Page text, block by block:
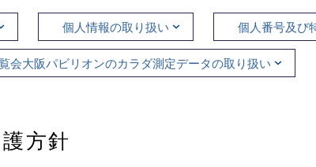
個人情報の取り扱い 個人番号及び
会大阪パビリオンのカラダ測定データの取り扱い
方針
エア・
事業成
コーポレート・ガバナンス